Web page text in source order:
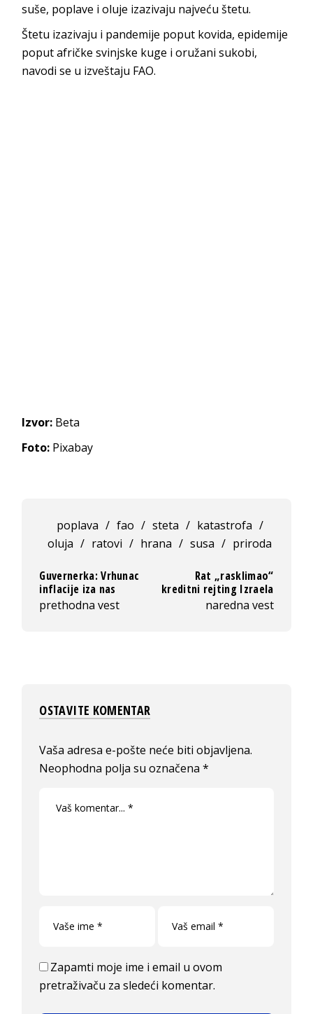
suše, poplave i oluje izazivaju najveću štetu.
Štetu izazivaju i pandemije poput kovida, epidemije
poput afričke svinjske kuge i oružani sukobi,
navodi se u izveštaju FAO.
Izvor: Beta
Foto: Pixabay
poplava / fao / steta / katastrofa /
oluja / ratovi / hrana / susa / priroda
Guvernerka: Vrhunac
inflacije iza nas
prethodna vest
Rat „rasklimao“
kreditni rejting Izraela
naredna vest
OSTAVITE KOMENTAR
Vaša adresa e-pošte neće biti objavljena.
Neophodna polja su označena*
Zapamti moje ime i email u ovom
pretraživaču za sledeći komentar.